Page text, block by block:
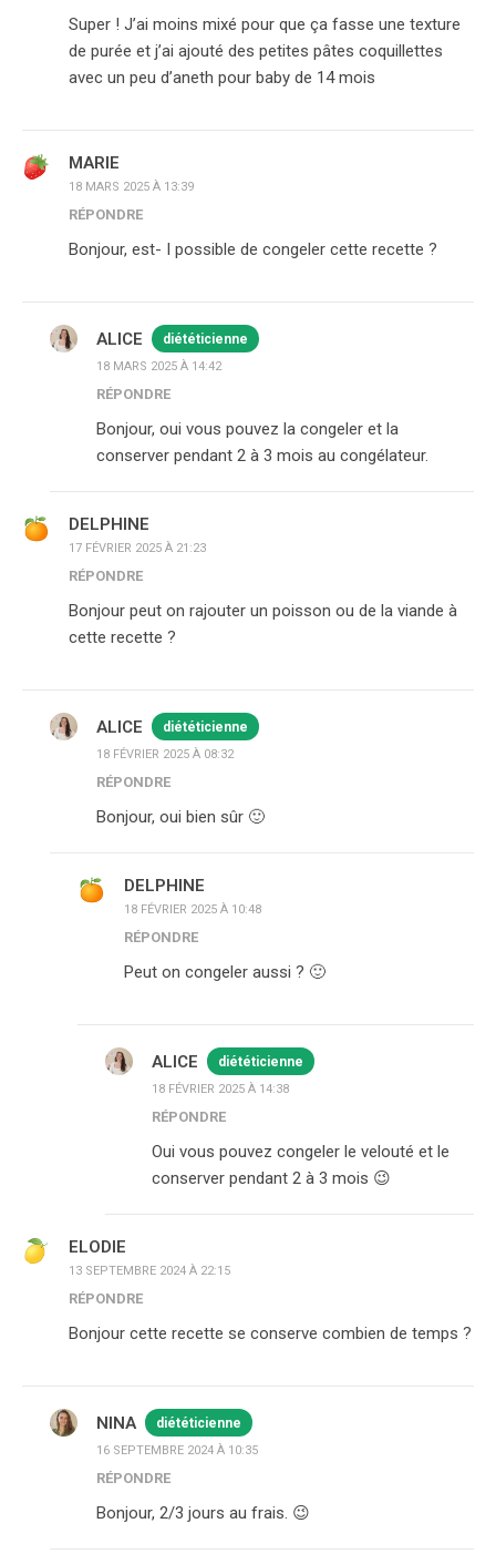
Super ! J’ai moins mixé pour que ça fasse une texture
de purée et j’ai ajouté des petites pâtes coquillettes
avec un peu d’aneth pour baby de 14 mois
MARIE
18 MARS 2025 À 13:39
RÉPONDRE
Bonjour, est- I possible de congeler cette recette ?
ALICE diététicienne
18 MARS 2025 À 14:42
RÉPONDRE
Bonjour, oui vous pouvez la congeler et la
conserver pendant 2 à 3 mois au congélateur.
DELPHINE
17 FÉVRIER 2025 À 21:23
RÉPONDRE
Bonjour peut on rajouter un poisson ou de la viande à
cette recette ?
ALICE diététicienne
18 FÉVRIER 2025 À 08:32
RÉPONDRE
Bonjour, oui bien sûr 🙂
DELPHINE
18 FÉVRIER 2025 À 10:48
RÉPONDRE
Peut on congeler aussi ? 🙂
ALICE diététicienne
18 FÉVRIER 2025 À 14:38
RÉPONDRE
Oui vous pouvez congeler le velouté et le
conserver pendant 2 à 3 mois 😉
ELODIE
13 SEPTEMBRE 2024 À 22:15
RÉPONDRE
Bonjour cette recette se conserve combien de temps ?
NINA diététicienne
16 SEPTEMBRE 2024 À 10:35
RÉPONDRE
Bonjour, 2/3 jours au frais. 😉